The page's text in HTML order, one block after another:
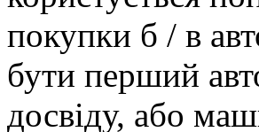
покупки б / в
бути перший
досвіду, або